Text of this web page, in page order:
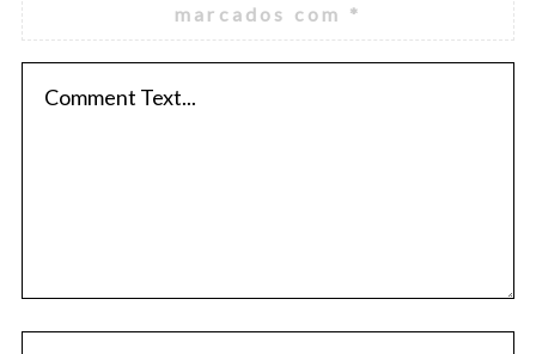
marcados com *